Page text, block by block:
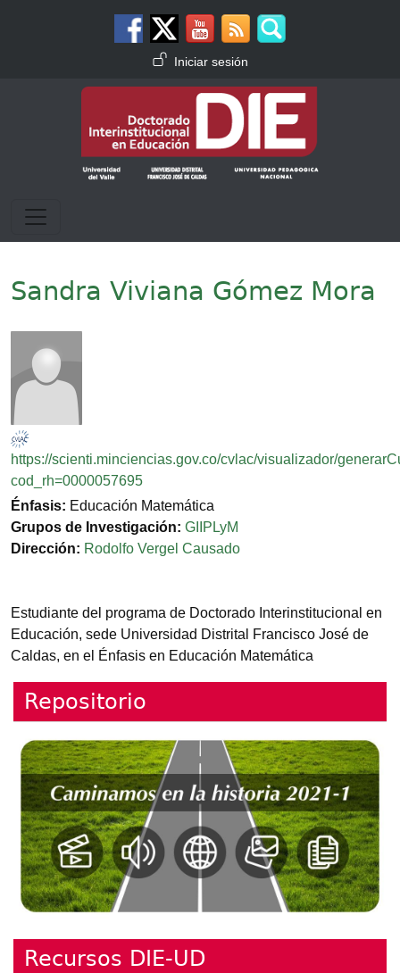
Menú de cuenta de usuario
Iniciar sesión
Sandra Viviana Gómez Mora
https://scienti.minciencias.gov.co/cvlac/visualizador/
cod_rh=0000057695
Énfasis: Educación Matemática
Grupos de Investigación: GIIPLyM
Dirección: Rodolfo Vergel Causado
Estudiante del programa de Doctorado Interinstitucional en
Educación, sede Universidad Distrital Francisco José de
Caldas, en el Énfasis en Educación Matemática
Repositorio
Recursos DIE-UD